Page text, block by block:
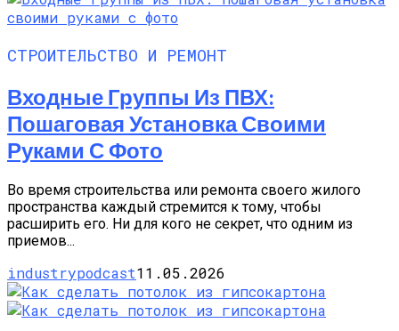
СТРОИТЕЛЬСТВО И РЕМОНТ
Входные Группы Из ПВХ:
Пошаговая Установка Своими
Руками С Фото
Во время строительства или ремонта своего жилого
пространства каждый стремится к тому, чтобы
расширить его. Ни для кого не секрет, что одним из
приемов...
industrypodcast11.05.2026